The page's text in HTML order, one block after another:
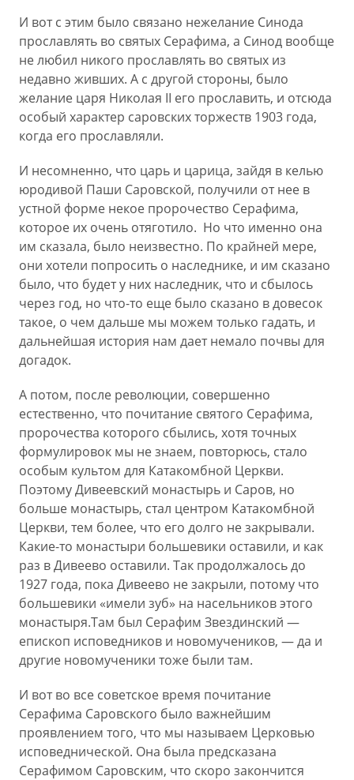
И вот с этим было связано нежелание Синода
прославлять во святых Серафима, а Синод вообще
не любил никого прославлять во святых из
недавно живших. А с другой стороны, было
желание царя Николая II его прославить, и отсюда
особый характер саровских торжеств 1903 года,
когда его прославляли.
И несомненно, что царь и царица, зайдя в келью
юродивой Паши Саровской, получили от нее в
устной форме некое пророчество Серафима,
которое их очень отяготило. Но что именно она
им сказала, было неизвестно. По крайней мере,
они хотели попросить о наследнике, и им сказано
было, что будет у них наследник, что и сбылось
через год, но что-то еще было сказано в довесок
такое, о чем дальше мы можем только гадать, и
дальнейшая история нам дает немало почвы для
догадок.
А потом, после революции, совершенно
естественно, что почитание святого Серафима,
пророчества которого сбылись, хотя точных
формулировок мы не знаем, повторюсь, стало
особым культом для Катакомбной Церкви.
Поэтому Дивеевский монастырь и Саров, но
больше монастырь, стал центром Катакомбной
Церкви, тем более, что его долго не закрывали.
Какие-то монастыри большевики оставили, и как
раз в Дивеево оставили. Так продолжалось до
1927 года, пока Дивеево не закрыли, потому что
большевики «имели зуб» на насельников этого
монастыря.Там был Серафим Звездинский —
епископ исповедников и новомучеников, — да и
другие новомученики тоже были там.
И вот во все советское время почитание
Серафима Саровского было важнейшим
проявлением того, что мы называем Церковью
исповеднической. Она была предсказана
Серафимом Саровским, что скоро закончится